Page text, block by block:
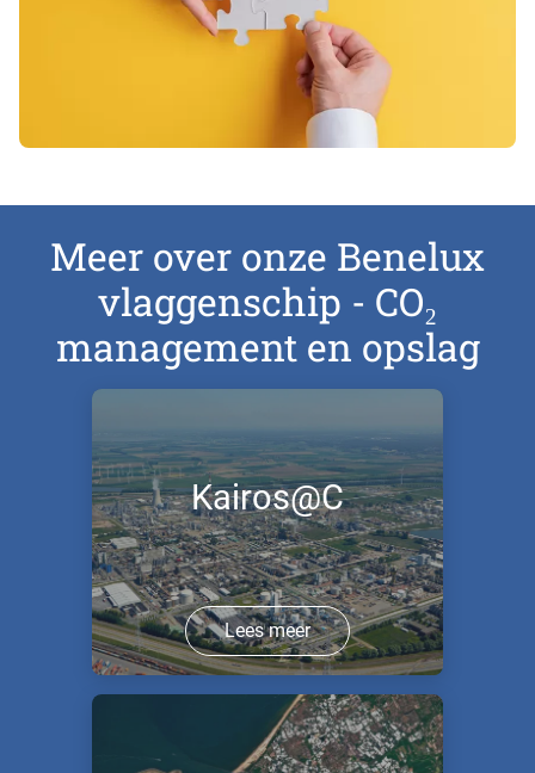
Meer over onze Benelux
vlaggenschip - CO₂
management en opslag
Kairos@C
Lees meer